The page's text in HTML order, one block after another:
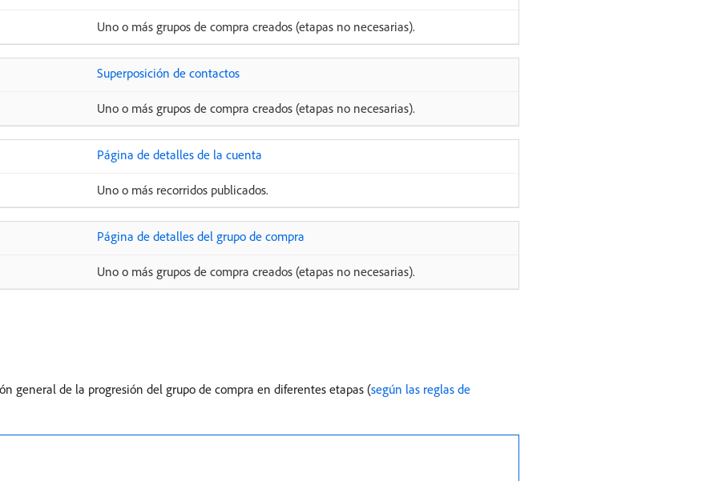
Uno o más grupos de compra creados (etapas no necesarias).
Superposición de contactos
Uno o más grupos de compra creados (etapas no necesarias).
Página de detalles de la cuenta
Uno o más recorridos publicados.
Página de detalles del grupo de compra
Uno o más grupos de compra creados (etapas no necesarias).
general de la progresión del grupo de compra en diferentes etapas (según las reglas de